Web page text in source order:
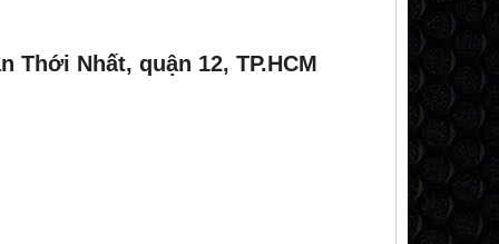
Thới Nhất, quận 12, TP.HCM